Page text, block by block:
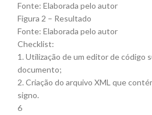
Fonte: Elaborada pelo autor
Figura 2 – Resultado
Fonte: Elaborada pelo autor
Checklist:
1. Utilização de um editor de código
documento;
2. Criação do arquivo XML que
signo.
6